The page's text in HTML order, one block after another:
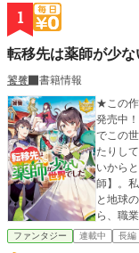
1
転移先は薬師が少
饕餮
書籍情報
★この作
発売中！
でこの
たりし
いから
師】。
と地球
ら、職業は
のを握
ひと悶
ファンタジー 連載中 長編